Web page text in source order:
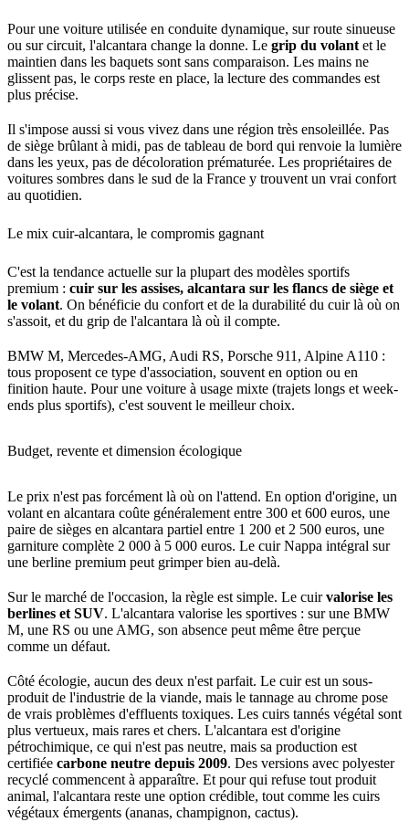
Pour une voiture utilisée en conduite dynamique, sur route sinueuse
ou sur circuit, l'alcantara change la donne. Le grip du volant et le
maintien dans les baquets sont sans comparaison. Les mains ne
glissent pas, le corps reste en place, la lecture des commandes est
plus précise.
Il s'impose aussi si vous vivez dans une région très ensoleillée. Pas
de siège brûlant à midi, pas de tableau de bord qui renvoie la lumière
dans les yeux, pas de décoloration prématurée. Les propriétaires de
voitures sombres dans le sud de la France y trouvent un vrai confort
au quotidien.
Le mix cuir-alcantara, le compromis gagnant
C'est la tendance actuelle sur la plupart des modèles sportifs
premium : cuir sur les assises, alcantara sur les flancs de siège et
le volant. On bénéficie du confort et de la durabilité du cuir là où on
s'assoit, et du grip de l'alcantara là où il compte.
BMW M, Mercedes-AMG, Audi RS, Porsche 911, Alpine A110 :
tous proposent ce type d'association, souvent en option ou en
finition haute. Pour une voiture à usage mixte (trajets longs et week-
ends plus sportifs), c'est souvent le meilleur choix.
Budget, revente et dimension écologique
Le prix n'est pas forcément là où on l'attend. En option d'origine, un
volant en alcantara coûte généralement entre 300 et 600 euros, une
paire de sièges en alcantara partiel entre 1 200 et 2 500 euros, une
garniture complète 2 000 à 5 000 euros. Le cuir Nappa intégral sur
une berline premium peut grimper bien au-delà.
Sur le marché de l'occasion, la règle est simple. Le cuirvalorise les
berlines et SUV. L'alcantara valorise les sportives : sur une BMW
M, une RS ou une AMG, son absence peut même être perçue
comme un défaut.
Côté écologie, aucun des deux n'est parfait. Le cuir est un sous-
produit de l'industrie de la viande, mais le tannage au chrome pose
de vrais problèmes d'effluents toxiques. Les cuirs tannés végétal sont
plus vertueux, mais rares et chers. L'alcantara est d'origine
pétrochimique, ce qui n'est pas neutre, mais sa production est
certifiée carbone neutre depuis 2009. Des versions avec polyester
recyclé commencent à apparaître. Et pour qui refuse tout produit
animal, l'alcantara reste une option crédible, tout comme les cuirs
végétaux émergents (ananas, champignon, cactus).